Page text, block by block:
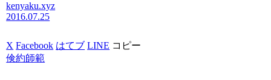
kenyaku.xyz
2016.07.25
X Facebook はてブ LINE コピー
倹約師範